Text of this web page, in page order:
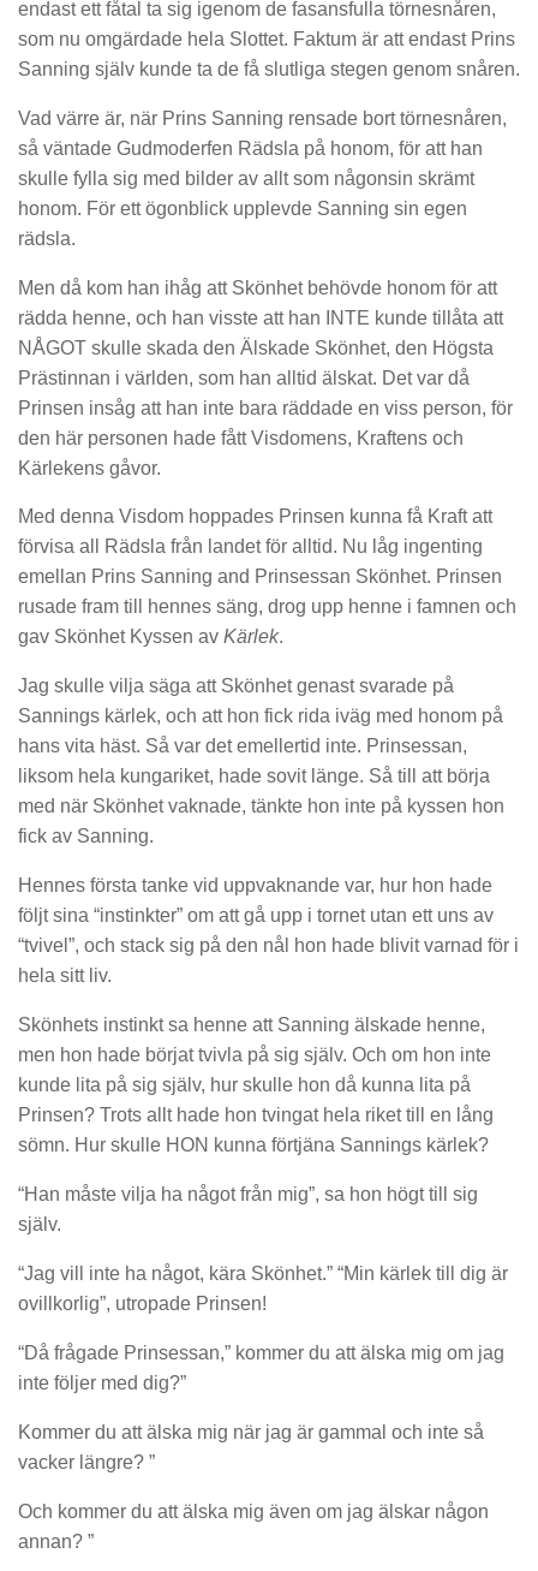
endast ett fåtal ta sig igenom de fasansfulla törnesnåren,
som nu omgärdade hela Slottet. Faktum är att endast Prins
Sanning själv kunde ta de få slutliga stegen genom snåren.
Vad värre är, när Prins Sanning rensade bort törnesnåren,
så väntade Gudmoderfen Rädsla på honom, för att han
skulle fylla sig med bilder av allt som någonsin skrämt
honom. För ett ögonblick upplevde Sanning sin egen
rädsla.
Men då kom han ihåg att Skönhet behövde honom för att
rädda henne, och han visste att han INTE kunde tillåta att
NÅGOT skulle skada den Älskade Skönhet, den Högsta
Prästinnan i världen, som han alltid älskat. Det var då
Prinsen insåg att han inte bara räddade en viss person, för
den här personen hade fått Visdomens, Kraftens och
Kärlekens gåvor.
Med denna Visdom hoppades Prinsen kunna få Kraft att
förvisa all Rädsla från landet för alltid. Nu låg ingenting
emellan Prins Sanning and Prinsessan Skönhet. Prinsen
rusade fram till hennes säng, drog upp henne i famnen och
gav Skönhet Kyssen av Kärlek.
Jag skulle vilja säga att Skönhet genast svarade på
Sannings kärlek, och att hon fick rida iväg med honom på
hans vita häst. Så var det emellertid inte. Prinsessan,
liksom hela kungariket, hade sovit länge. Så till att börja
med när Skönhet vaknade, tänkte hon inte på kyssen hon
fick av Sanning.
Hennes första tanke vid uppvaknande var, hur hon hade
följt sina “instinkter” om att gå upp i tornet utan ett uns av
“tvivel”, och stack sig på den nål hon hade blivit varnad för i
hela sitt liv.
Skönhets instinkt sa henne att Sanning älskade henne,
men hon hade börjat tvivla på sig själv. Och om hon inte
kunde lita på sig själv, hur skulle hon då kunna lita på
Prinsen? Trots allt hade hon tvingat hela riket till en lång
sömn. Hur skulle HON kunna förtjäna Sannings kärlek?
“Han måste vilja ha något från mig”, sa hon högt till sig
själv.
“Jag vill inte ha något, kära Skönhet.” “Min kärlek till dig är
ovillkorlig”, utropade Prinsen!
“Då frågade Prinsessan,” kommer du att älska mig om jag
inte följer med dig?”
Kommer du att älska mig när jag är gammal och inte så
vacker längre? ”
Och kommer du att älska mig även om jag älskar någon
annan? ”